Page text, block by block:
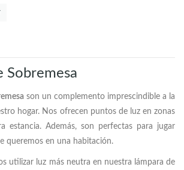
Sobremesa
son un complemento imprescindible a la
hogar. Nos ofrecen puntos de luz en zonas
estancia. Además, son perfectas para jugar
queremos en una habitación.
utilizar luz más neutra en nuestra lámpara de